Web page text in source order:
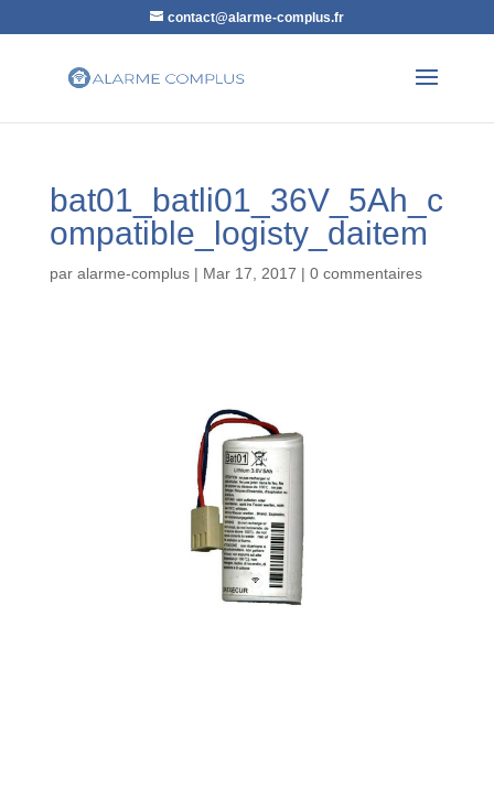
contact@alarme-complus.fr
bat01_batli01_36V_5Ah_c
ompatible_logisty_daitem
par alarme-complus| Mar 17, 2017 | 0 commentaires